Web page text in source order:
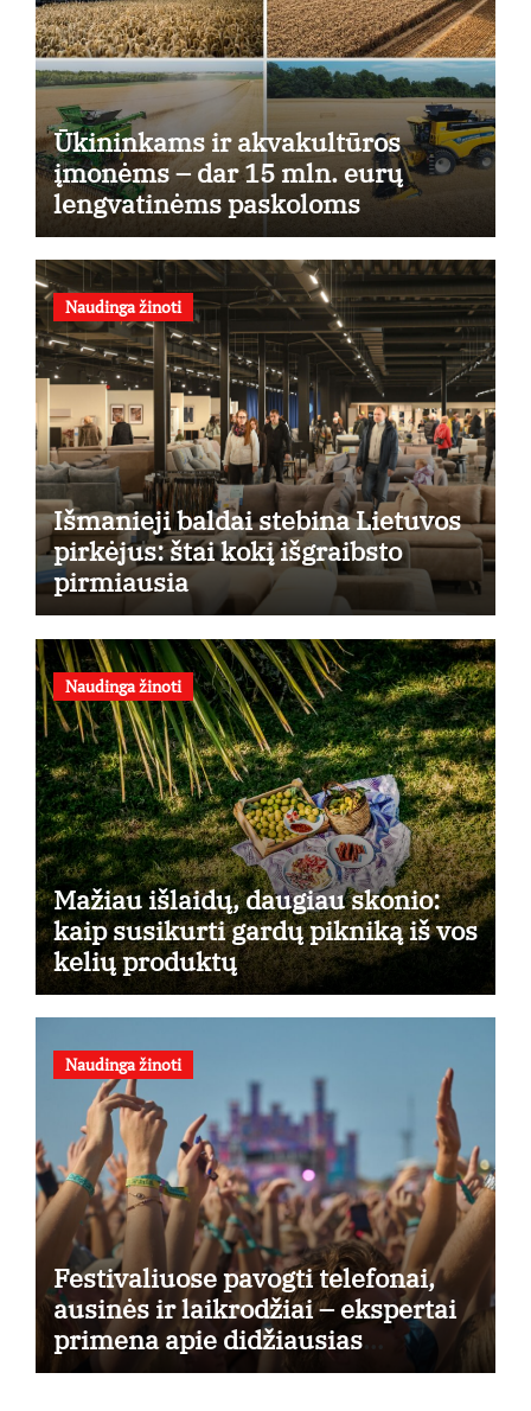
Ūkininkams ir akvakultūros
įmonėms – dar 15 mln. eurų
lengvatinėms paskoloms
Naudinga žinoti
Išmanieji baldai stebina Lietuvos
pirkėjus: štai kokį išgraibsto
pirmiausia
Naudinga žinoti
Mažiau išlaidų, daugiau skonio:
kaip susikurti gardų pikniką iš vos
kelių produktų
Naudinga žinoti
Festivaliuose pavogti telefonai,
ausinės ir laikrodžiai – ekspertai
primena apie didžiausias
finansines rizikas